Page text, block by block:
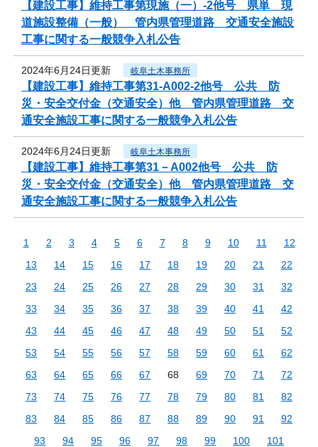
【建設工事】維持工事第現施（一）-2他号 県単 現
道施設整備（一般） 管内県管理道路 交通安全施設
工事に関する一般競争入札公告
2024年6月24日更新 岐阜土木事務所
【建設工事】維持工事第31-A002-2他号 公共 防
災・安全交付金（交通安全）他 管内県管理道路 交
通安全施設工事に関する一般競争入札公告
2024年6月24日更新 岐阜土木事務所
【建設工事】維持工事第31－A002他号 公共 防
災・安全交付金（交通安全）他 管内県管理道路 交
通安全施設工事に関する一般競争入札公告
1 2 3 4 5 6 7 8 9 10 11
12
13
14 15 16 17 18 19 20 21
22
23
24 25 26 27 28 29 30 31
32
33
34 35 36 37 38 39 40 41
42
43
44 45 46 47 48 49 50 51
52
53
54 55 56 57 58 59 60 61
62
63
64 65 66 67 68 69 70 71
72
73
74 75 76 77 78 79 80 81
82
83
84 85 86 87 88 89 90 91
92
93
94 95 96 97 98 99 100
101